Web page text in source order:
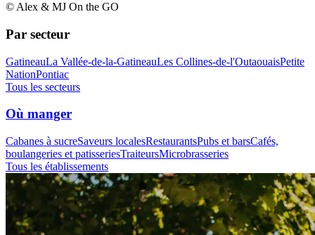
© Alex & MJ On the GO
Par secteur
GatineauLa Vallée-de-la-GatineauLes Collines-de-l'OutaouaisPetite
NationPontiac
Tous les secteurs
Où manger
Cabanes à sucreSaveurs localesRestaurantsPubs et barsCafés,
boulangeries et patisseriesTraiteursMicrobrasseries
Tous les établissements